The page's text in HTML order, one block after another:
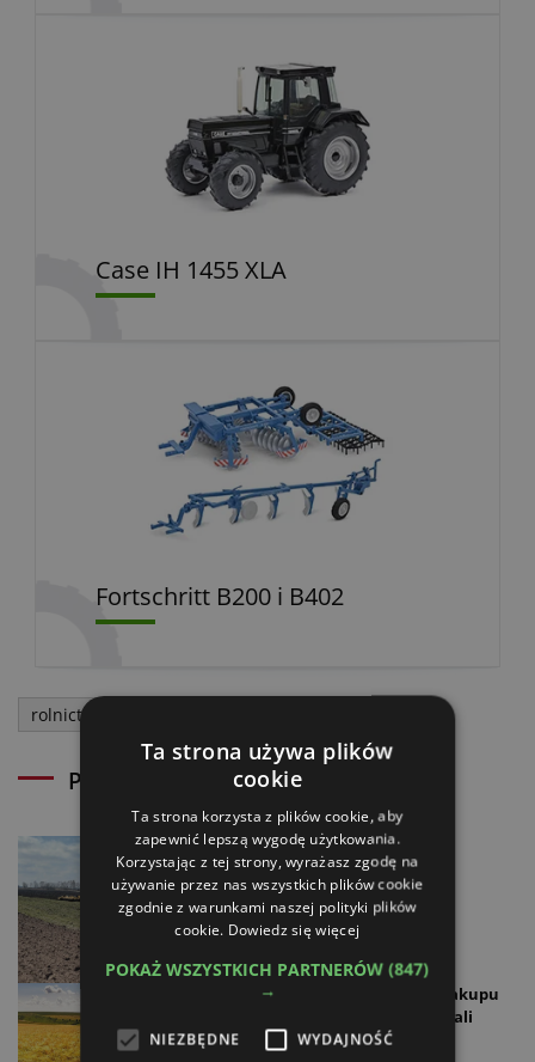
Case IH 1455 XLA
Fortschritt B200 i B402
rolnictwo
Powiązane artykuły
Między rosyjskimi atakami a
codzienną rutyną
17.05.2026
Ukraina: program wsparcia zakupu
maszyn rolniczych nabiera skali
03.03.2026
Ta strona używa plików
cookie
Ta strona korzysta z plików cookie, aby
zapewnić lepszą wygodę użytkowania.
Korzystając z tej strony, wyrażasz zgodę na
używanie przez nas wszystkich plików cookie
zgodnie z warunkami naszej polityki plików
cookie. Dowiedz się więcej
POKAŻ WSZYSTKICH PARTNERÓW(847)
→
NIEZBĘDNE WYDAJNOŚĆ